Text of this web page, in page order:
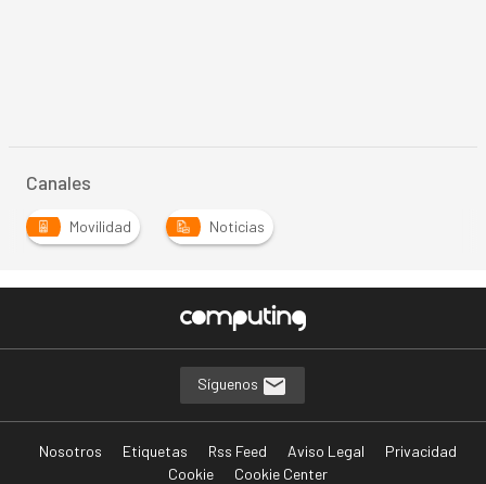
Canales
Movilidad Noticias
Síguenos
Nosotros Etiquetas Rss Feed Aviso Legal
Privacidad
Cookie
Cookie Center